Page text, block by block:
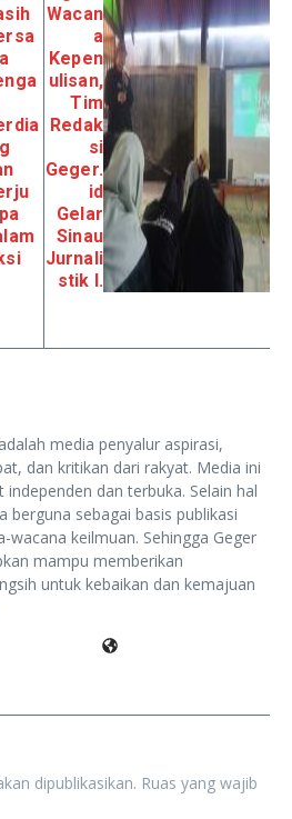
Wacan
a
Kepen
ulisan,
Tim
Redak
si
Geger.
id
Gelar
Sinau
Jurnali
stik I.
media penyalur aspirasi,
dan kritikan dari rakyat. Media ini
independen dan terbuka. Selain hal
berguna sebagai basis publikasi
wacana keilmuan. Sehingga Geger
mampu memberikan
untuk kebaikan dan kemajuan
dipublikasikan. Ruas yang wajib